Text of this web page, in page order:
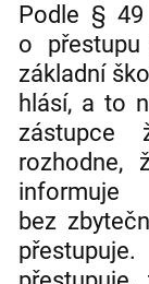
Podle §
o
základní
hlásí, a to
zástupce
rozhodne,
bez